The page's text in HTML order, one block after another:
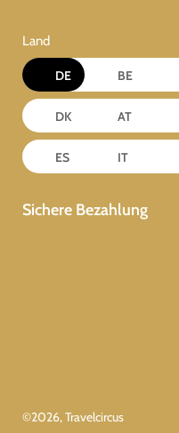
Land
DE BE
DK AT
ES IT
Sichere Bezahlung
©2026, Travelcircus